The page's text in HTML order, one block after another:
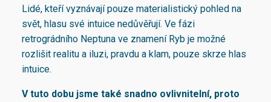
Lidé, kteří vyznávají pouze materialistický pohled na
svět, hlasu své intuice nedůvěřují. Ve fázi
retrográdního Neptuna ve znamení Ryb je možné
rozlišit realitu a iluzi, pravdu a klam, pouze skrze hlas
intuice.
V tuto dobu jsme také snadno ovlivnitelní, proto